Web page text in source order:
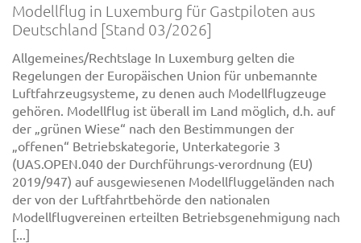
Modellflug in Luxemburg für Gastpiloten aus
Deutschland [Stand 03/2026]
Allgemeines/Rechtslage In Luxemburg gelten die
Regelungen der Europäischen Union für unbemannte
Luftfahrzeugsysteme, zu denen auch Modellflugzeuge
gehören. Modellflug ist überall im Land möglich, d.h. auf
der „grünen Wiese“ nach den Bestimmungen der
„offenen“ Betriebskategorie, Unterkategorie 3
(UAS.OPEN.040 der Durchführungs-verordnung (EU)
2019/947) auf ausgewiesenen Modellfluggeländen nach
der von der Luftfahrtbehörde den nationalen
Modellflugvereinen erteilten Betriebsgenehmigung nach
[...]